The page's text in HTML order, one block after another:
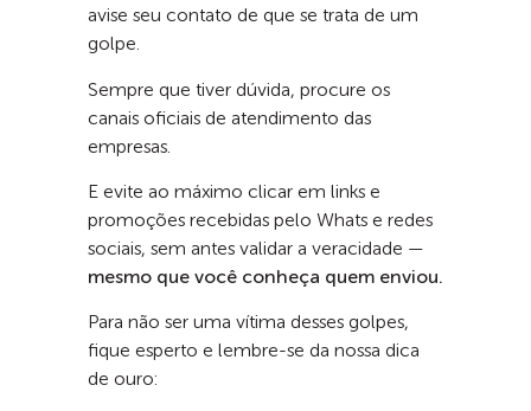
avise seu contato de que se trata de um
golpe.
Sempre que tiver dúvida, procure os
canais oficiais de atendimento das
empresas.
E evite ao máximo clicar em links e
promoções recebidas pelo Whats e redes
sociais, sem antes validar a veracidade —
mesmo que você conheça quem enviou.
Para não ser uma vítima desses golpes,
fique esperto e lembre-se da nossa dica
de ouro: